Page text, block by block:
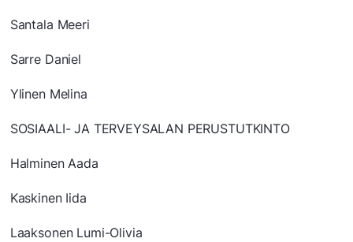
Santala Meeri
Sarre Daniel
Ylinen Melina
SOSIAALI- JA TERVEYSALAN PERUSTUTKINTO
Halminen Aada
Kaskinen Iida
Laaksonen Lumi-Olivia